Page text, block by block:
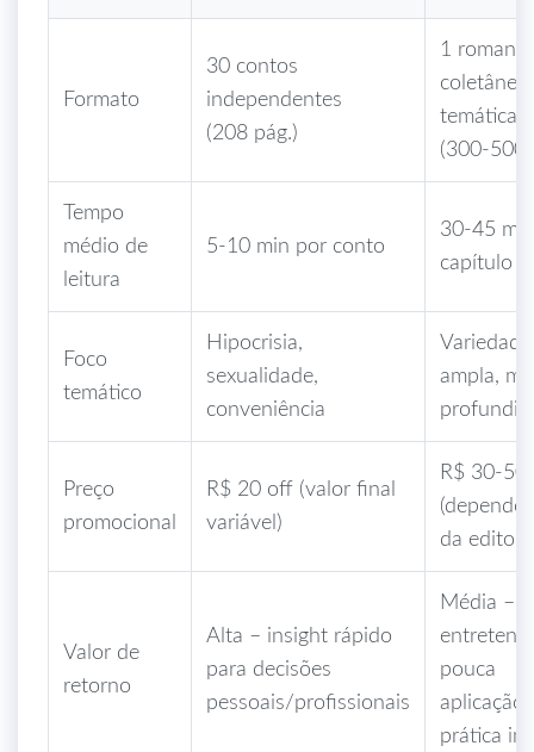
Formato
30 contos
independentes
(208 pág.)
1
coletânea
temática
(300‑500
Tempo
médio de
leitura
5‑10 min por conto
30‑45
capítulo
Foco
temático
Hipocrisia,
sexualidade,
conveniência
Variedade
ampla,
Preço
promocional
R$ 20 off (valor final
variável)
R$ 30‑50
da
Valor de
retorno
Alta – insight rápido
para decisões
pessoais/profissionais
Média –
pouca
aplicação
prática